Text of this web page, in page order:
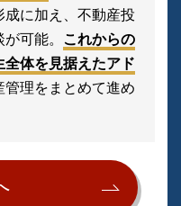
に加え、不動産投
可能。
これからの
体を見据えたアド
理をまとめて進め